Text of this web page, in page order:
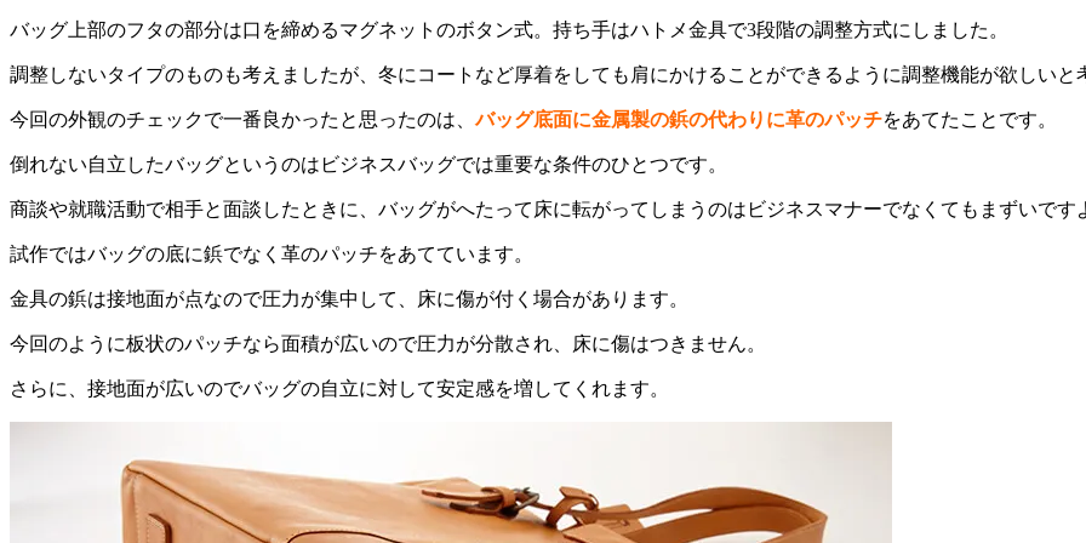
バッグ上部のフタの部分は口を締めるマグネットのボタン式。持ち手はハトメ金具で3段階の調整方式にしました。
調整しないタイプのものも考えましたが、冬にコートなど厚着をしても肩にかけることができるように調整機能が欲しいと
今回の外観のチェックで一番良かったと思ったのは、バッグ底面に金属製の鋲の代わりに革のパッチをあてたことです。
倒れない自立したバッグというのはビジネスバッグでは重要な条件のひとつです。
商談や就職活動で相手と面談したときに、バッグがへたって床に転がってしまうのはビジネスマナーでなくてもまずいです
試作ではバッグの底に鋲でなく革のパッチをあてています。
金具の鋲は接地面が点なので圧力が集中して、床に傷が付く場合があります。
今回のように板状のパッチなら面積が広いので圧力が分散され、床に傷はつきません。
さらに、接地面が広いのでバッグの自立に対して安定感を増してくれます。